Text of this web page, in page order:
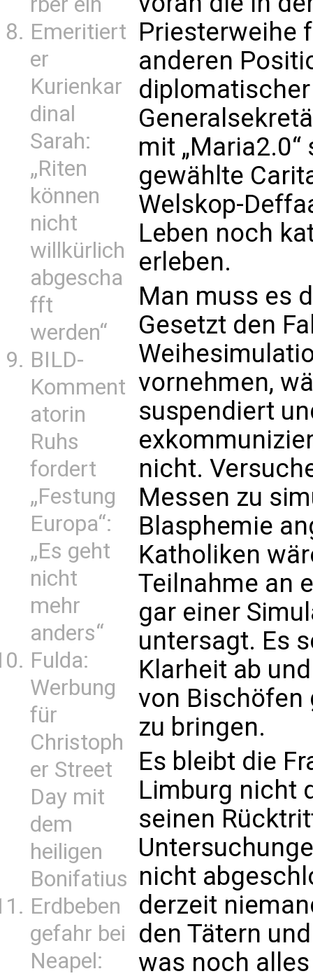
Emeritiert
er
Kurienkar
dinal
Sarah:
„Riten
können
nicht
willkürlich
abgescha
fft
werden“
BILD-
Komment
atorin
Ruhs
fordert
„Festung
Europa“:
„Es geht
nicht
mehr
anders“
Fulda:
Werbung
für
Christoph
er Street
Day mit
dem
heiligen
Bonifatius
Erdbeben
gefahr bei
Neapel:
Priesterweihe
anderen
mit
gewählte
Welskop-
Leben noch
erleben.
Man muss es
Gesetzt den
vornehmen,
suspendiert
nicht.
Messen zu
Blasphemie
Katholiken
Teilnahme an
gar einer
untersagt. Es
Klarheit ab
von Bischöfen
zu bringen.
Es bleibt die
Limburg nicht
seinen
nicht
derzeit
den Tätern
was noch